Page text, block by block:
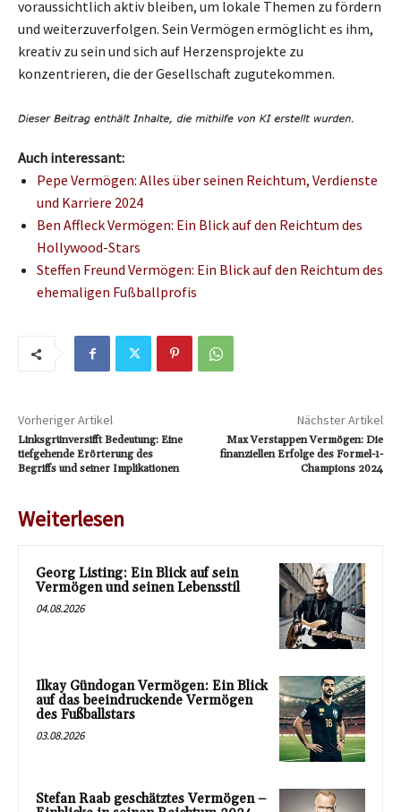
voraussichtlich aktiv bleiben, um lokale Themen zu fördern
und weiterzuverfolgen. Sein Vermögen ermöglicht es ihm,
kreativ zu sein und sich auf Herzensprojekte zu
konzentrieren, die der Gesellschaft zugutekommen.
Auch interessant:
Pepe Vermögen: Alles über seinen Reichtum, Verdienste
und Karriere 2024
Ben Affleck Vermögen: Ein Blick auf den Reichtum des
Hollywood-Stars
Steffen Freund Vermögen: Ein Blick auf den Reichtum des
ehemaligen Fußballprofis
Vorheriger Artikel
Linksgrünversifft Bedeutung: Eine
tiefgehende Erörterung des
Begriffs und seiner Implikationen
Nächster Artikel
Max Verstappen Vermögen: Die
finanziellen Erfolge des Formel-1-
Champions 2024
Weiterlesen
Georg Listing: Ein Blick auf sein
Vermögen und seinen Lebensstil
04.08.2026
Ilkay Gündogan Vermögen: Ein Blick
auf das beeindruckende Vermögen
des Fußballstars
03.08.2026
Stefan Raab geschätztes Vermögen –